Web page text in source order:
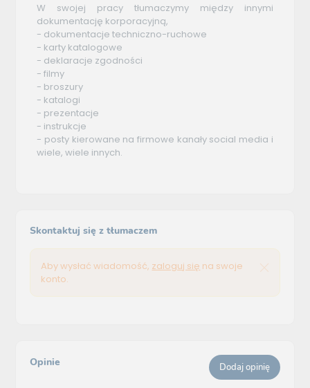
W swojej pracy tłumaczymy między innymi
dokumentację korporacyjną,
- dokumentacje techniczno-ruchowe
- karty katalogowe
- deklaracje zgodności
- filmy
- broszury
- katalogi
- prezentacje
- instrukcje
- posty kierowane na firmowe kanały social media i
wiele, wiele innych.
Skontaktuj się z tłumaczem
Aby wysłać wiadomość, zaloguj się na swoje
konto.
Opinie Dodaj opinię